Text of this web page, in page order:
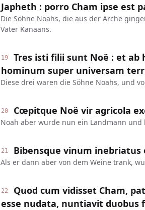
Japheth : porro Cham ipse est
Die Söhne Noahs, die aus der Arche
Vater Kanaans.
19
Tres isti filii sunt Noë : et ab
hominum super universam
Diese drei waren die Söhne Noahs, und
20 Cœpitque Noë vir agricola
Noah aber wurde nun ein Landmann
21 Bibensque vinum
Als er dann aber von dem Weine trank,
22
Quod cum vidisset Cham,
esse nudata, nuntiavit duobus